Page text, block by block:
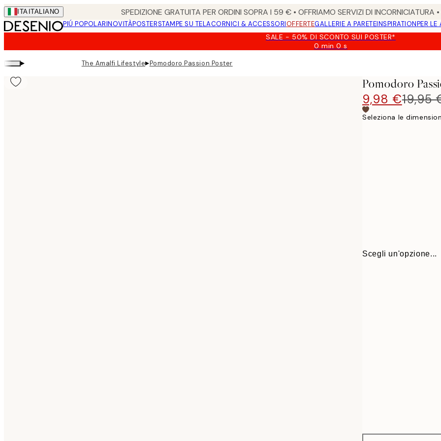
Skip
to
main
ITA ITALIANO SPEDIZIONE GRATUITA PER ORDINI SOPRA I 59 € • OFFRIAMO SERVIZI DI
PIÚ POPOLARINOVITÀPOSTERSTAMPE SU TELACORNICI & ACCESSORIOFFERTEGALLERIE A PARETEINSPIRATIONPER LE
SALE - 50% DI SCONTO SUI POSTER*
0 min0 s
Valido
▸ The Amalfi Lifestyle▸Pomodoro Passion Poster
Pomodoro
9,98 €19,95
Seleziona le
Scegli un'opzione...